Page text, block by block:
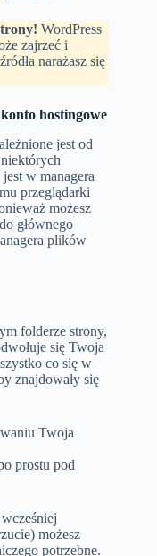
WordPress
zajrzeć i
narażasz się
hostingowe
jest od
w managera
przeglądarki
możesz
głównego
plików
folderze strony,
się Twoja
co się w
znajdowały się
Twoja
prostu pod
możesz
potrzebne.